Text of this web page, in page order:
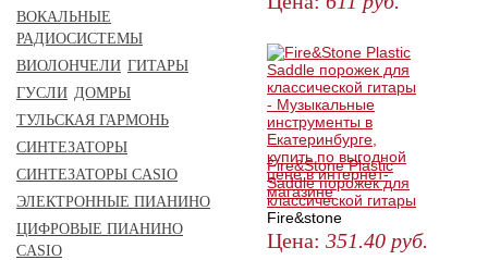
Fire&Stone Plastic
Saddle порожек для
классической гитары
Fire&stone
Цена: 351.40 руб.
ВОКАЛЬНЫЕ
РАДИОСИСТЕМЫ
ВИОЛОНЧЕЛИ ГИТАРЫ
ГУСЛИ ДОМРЫ
ТУЛЬСКАЯ ГАРМОНЬ
СИНТЕЗАТОРЫ
СИНТЕЗАТОРЫ CASIO
ЭЛЕКТРОННЫЕ ПИАНИНО
ЦИФРОВЫЕ ПИАНИНО
CASIO